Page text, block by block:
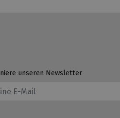
unseren Newsletter